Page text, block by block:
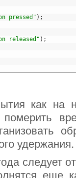
pressed" ) ;
released" ) ;
как на
померить
удержания.
следует
еще